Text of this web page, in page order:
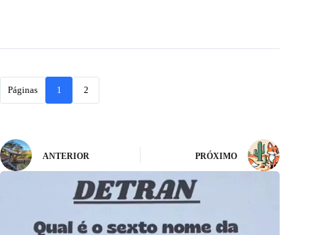
Páginas 1 2
ANTERIOR PRÓXIMO